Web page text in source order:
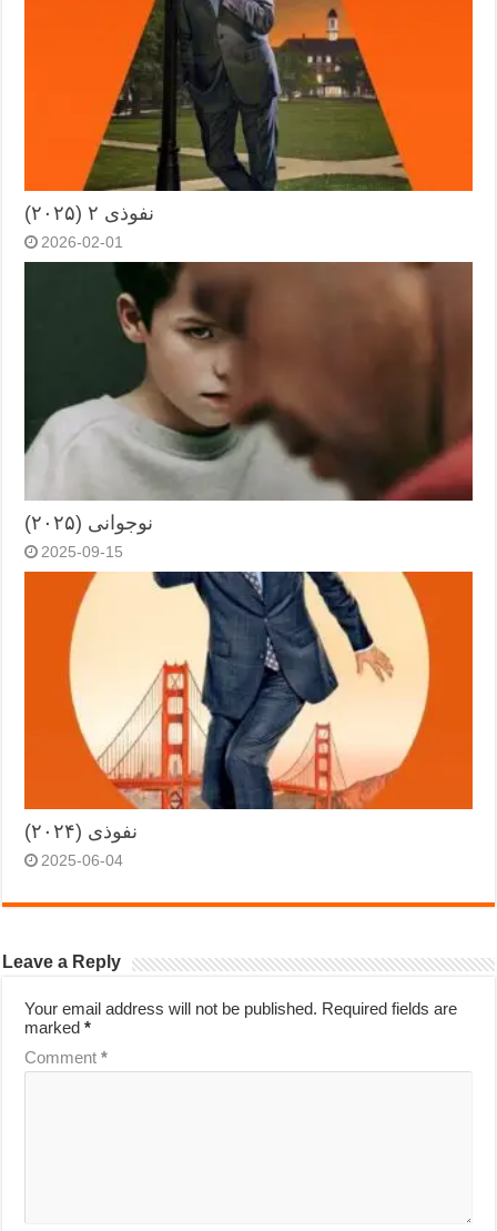
نفوذی ۲ (۲۰۲۵)
2026-02-01
نوجوانی (۲۰۲۵)
2025-09-15
نفوذی (۲۰۲۴)
2025-06-04
Leave a Reply
Your email address will not be published. Required fields are
marked*
Comment*